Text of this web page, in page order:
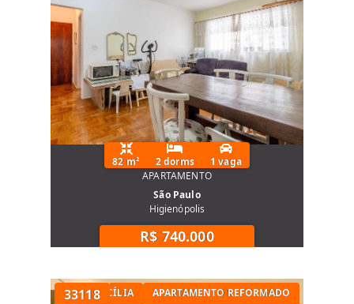
82 m² 2 dorms
1 vaga
APARTAMENTO
São Paulo
Higienópolis
R$ 740.000
33118
NA SANTA CECÍLIA APARTAMENTO REFORMADO